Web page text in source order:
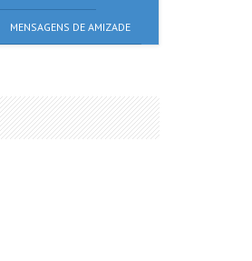
MENSAGENS DE AMIZADE